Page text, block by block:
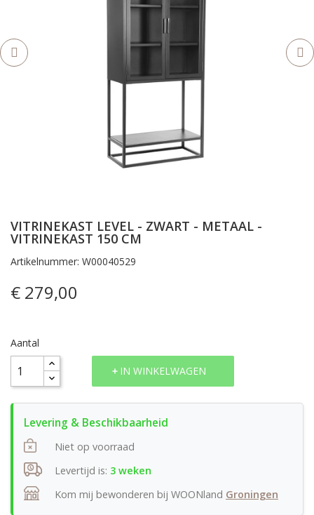
VITRINEKAST LEVEL - ZWART - METAAL -
VITRINEKAST 150 CM
Artikelnummer: W00040529
€ 279,00
Aantal
IN WINKELWAGEN
Niet op voorraad
Levertijd is: 3 weken
Kom mij bewonderen bij WOONland Groningen